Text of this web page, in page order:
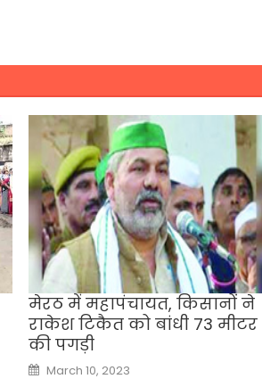
मेरठ में महापंचायत, किसानों ने
राकेश टिकैत को बांधी 73 मीटर
की पगड़ी
Posted
on
March 10, 2023